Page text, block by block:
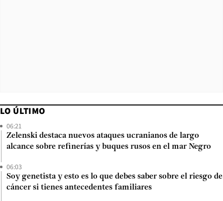
LO ÚLTIMO
06:21
Zelenski destaca nuevos ataques ucranianos de largo
alcance sobre refinerías y buques rusos en el mar Negro
06:03
Soy genetista y esto es lo que debes saber sobre el riesgo de
cáncer si tienes antecedentes familiares